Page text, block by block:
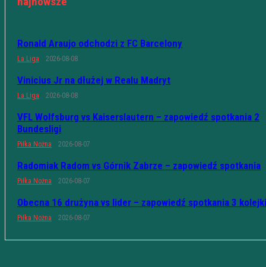
Ronald Araujo odchodzi z FC Barcelony
La Liga 2026-08-08
Vinicius Jr na dłużej w Realu Madryt
La Liga 2026-08-08
VFL Wolfsburg vs Kaiserslautern – zapowiedź spotkania 2
Bundesligi
Piłka Nożna 2026-08-07
Radomiak Radom vs Górnik Zabrze – zapowiedź spotkania
Piłka Nożna 2026-08-07
Obecna 16 drużyna vs lider – zapowiedź spotkania 3 kolejki
Piłka Nożna 2026-08-07